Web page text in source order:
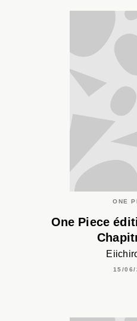
ONE
One Piece
15/06/